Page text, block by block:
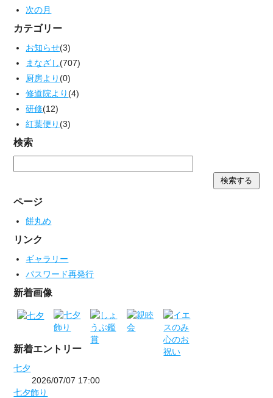
次の月
カテゴリー
お知らせ(3)
まなざし(707)
厨房より(0)
修道院より(4)
研修(12)
紅葉便り(3)
検索
ページ
餅丸め
リンク
ギャラリー
パスワード再発行
新着画像
新着エントリー
七夕
2026/07/07 17:00
七夕飾り